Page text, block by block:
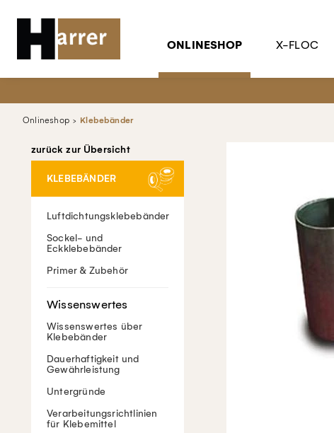
ONLINESHOP X-FLOC
Onlineshop Klebebänder
zurück zur Übersicht
KLEBEBÄNDER
Luftdichtungsklebebänder
Sockel- und
Eckklebebänder
Primer & Zubehör
Wissenswertes über
Klebebänder
Dauerhaftigkeit und
Gewährleistung
Untergründe
Verarbeitungsrichtlinien
für Klebemittel